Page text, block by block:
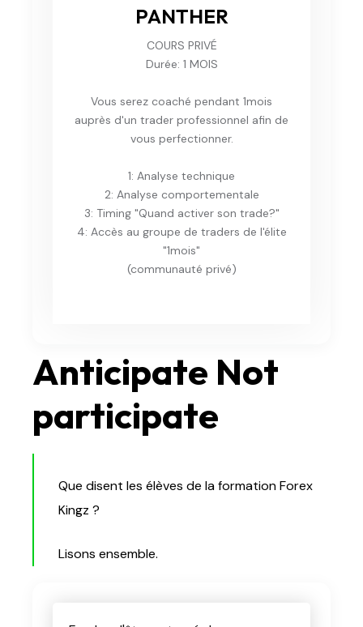
PANTHER
COURS PRIVÉ
Durée: 1 MOIS
Vous serez coaché pendant 1mois
auprès d'un trader professionnel afin de
vous perfectionner.
1: Analyse technique
2: Analyse comportementale
3: Timing "Quand activer son trade?"
4: Accès au groupe de traders de l'élite
"1mois"
(communauté privé)
Anticipate Not
participate
Que disent les élèves de la formation Forex
Kingz ?
Lisons ensemble.